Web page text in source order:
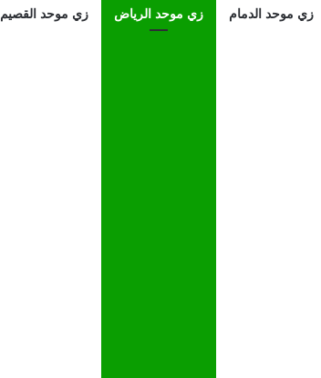
زي موحد الدمام زي موحد الرياض زي موحد القصيم